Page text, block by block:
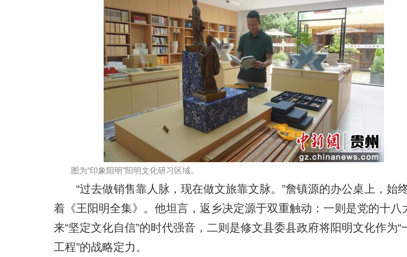
图为“印象阳明”阳明文化研习区域。
“过去做销售靠人脉，现在做文旅靠文脉。”詹镇源的办公桌上，始
着《王阳明全集》。他坦言，返乡决定源于双重触动：一则是党的十八
来“坚定文化自信”的时代强音，二则是修文县委县政府将阳明文化作为“
工程”的战略定力。